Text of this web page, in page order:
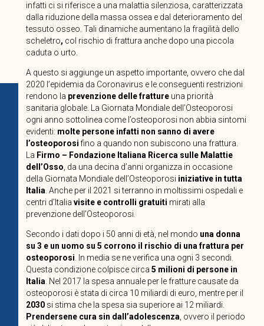
infatti ci si riferisce a una malattia silenziosa, caratterizzata
dalla riduzione della massa ossea e dal deterioramento del
tessuto osseo. Tali dinamiche aumentano la fragilità dello
scheletro, col rischio di frattura anche dopo una piccola
caduta o urto.
A questo si aggiunge un aspetto importante, ovvero che dal
2020 l’epidemia da Coronavirus e le conseguenti restrizioni
rendono la prevenzione delle frattureuna priorità
sanitaria globale. La Giornata Mondiale dell’Osteoporosi
ogni anno sottolinea come l’osteoporosi non abbia sintomi
evidenti: molte persone infatti non sanno di avere
l’osteoporosifino a quando non subiscono una frattura.
La Firmo – Fondazione Italiana Ricerca sulle Malattie
dell’Osso, da una decina d’anni organizza in occasione
della Giornata Mondiale dell’Osteoporosi iniziative in tutta
Italia. Anche per il 2021 si terranno in moltissimi ospedali e
centri d’Italia visite e controlli gratuiti mirati alla
prevenzione dell’Osteoporosi.
Secondo i dati dopo i 50 anni di età, nel mondo una donna
su 3 e un uomo su 5 corrono il rischio di una frattura per
osteoporosi. In media se ne verifica una ogni 3 secondi.
Questa condizione colpisce circa 5 milioni di persone in
Italia. Nel 2017 la spesa annuale per le fratture causate da
osteoporosi è stata di circa 10 miliardi di euro, mentre per il
2030si stima che la spesa sia superiore ai 12 miliardi.
Prendersene cura sin dall’adolescenza, ovvero il periodo